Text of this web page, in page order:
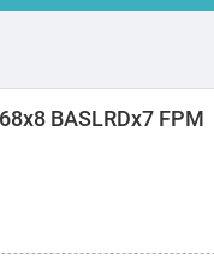
BASLRDx7 FPM